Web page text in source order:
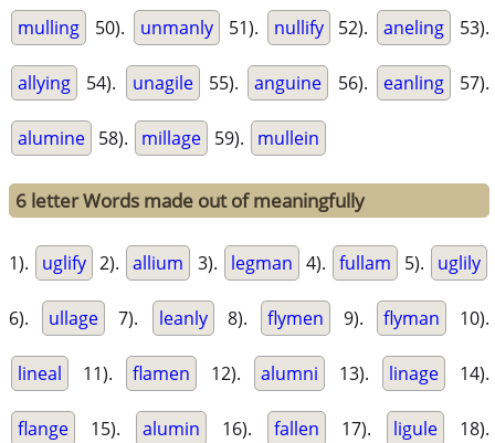
mulling 50). unmanly 51). nullify 52). aneling 53).
allying 54). unagile 55). anguine 56). eanling 57).
alumine 58). millage 59). mullein
6 letter Words made out of meaningfully
1). uglify 2). allium 3). legman 4). fullam 5). uglily
6). ullage 7). leanly 8). flymen 9). flyman 10).
lineal 11). flamen 12). alumni 13). linage 14).
flange 15). alumin 16). fallen 17). ligule 18).